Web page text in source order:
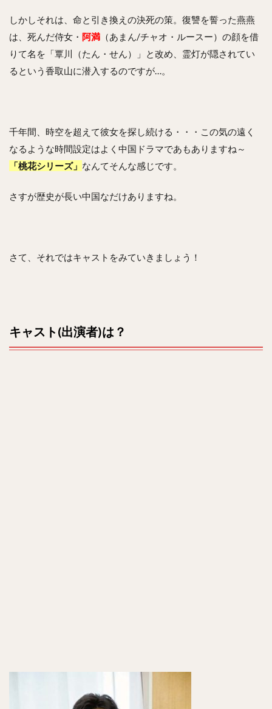
しかしそれは、命と引き換えの決死の策。復讐を誓った燕燕
は、死んだ侍女・ 阿満 （あまん/チャオ・ルースー）の顔を借
りて名を「覃川（たん・せん）」と改め、霊灯が隠されてい
るという香取山に潜入するのですが…。
千年間、時空を超えて彼女を探し続ける・・・この気の遠く
なるような時間設定はよく中国ドラマであもありますね～
「桃花シリーズ」 なんてそんな感じです。
さすが歴史が長い中国なだけありますね。
さて、それではキャストをみていきましょう！
キャスト(出演者)は？